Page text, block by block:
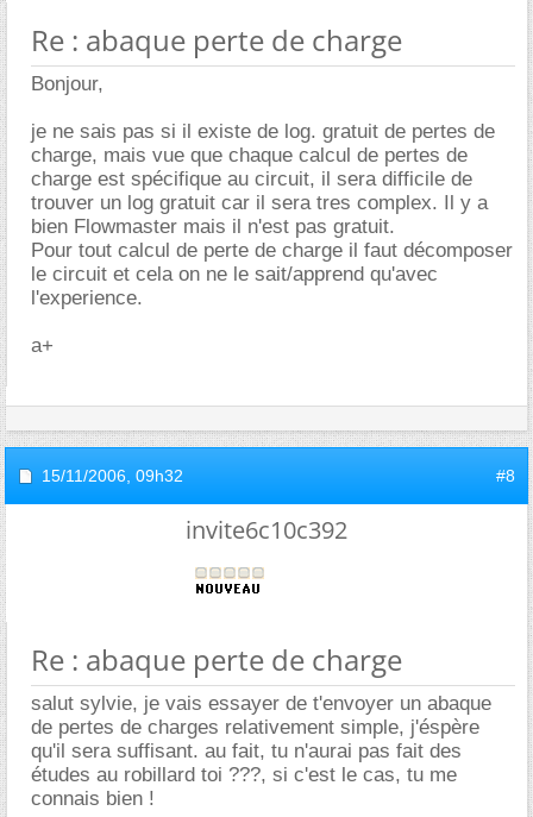
Re : abaque perte de charge
Bonjour,
je ne sais pas si il existe de log. gratuit de pertes de
charge, mais vue que chaque calcul de pertes de
charge est spécifique au circuit, il sera difficile de
trouver un log gratuit car il sera tres complex. Il y a
bien Flowmaster mais il n'est pas gratuit.
Pour tout calcul de perte de charge il faut décomposer
le circuit et cela on ne le sait/apprend qu'avec
l'experience.
a+
15/11/2006, 09h32 #8
invite6c10c392
Re : abaque perte de charge
salut sylvie, je vais essayer de t'envoyer un abaque
de pertes de charges relativement simple, j'éspère
qu'il sera suffisant. au fait, tu n'aurai pas fait des
études au robillard toi ???, si c'est le cas, tu me
connais bien !